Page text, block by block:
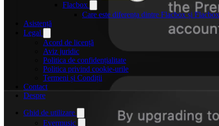
Flacbox
Care este diferența dintre Flacbox și
Asistență
Legal
Acord de licență
Aviz juridic
Politica de confidențialitate
Politica privind cookie-urile
Termeni și Condiții
Contact
Despre
Ghid de utilizare
Evermusic